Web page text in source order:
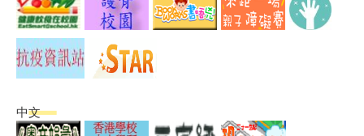
中文